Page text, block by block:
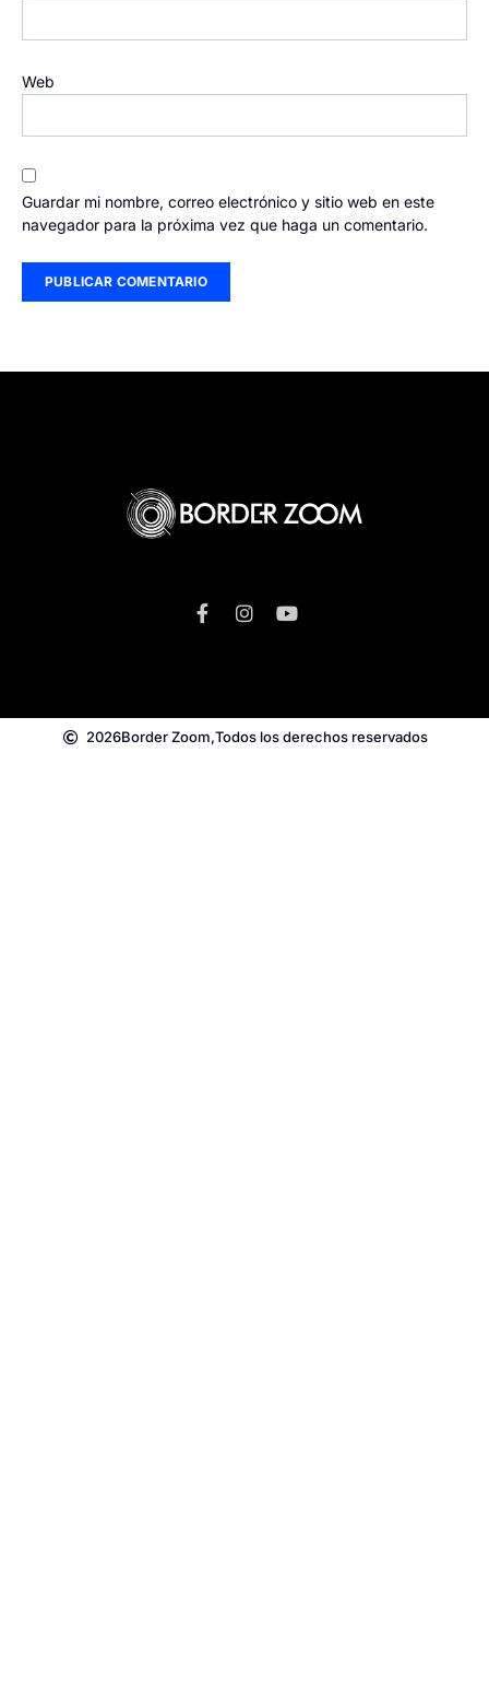
Web
Guardar mi nombre, correo electrónico y sitio web en este
navegador para la próxima vez que haga un comentario.
2026Border Zoom,Todos los derechos reservados